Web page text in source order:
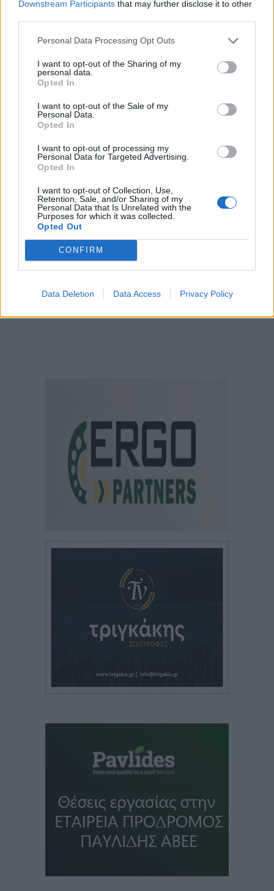
Downstream Participants that may further disclose it to other
Personal Data Processing Opt Outs
I want to opt-out of the Sharing of my
personal data.
Opted In
I want to opt-out of the Sale of my
Personal Data.
Opted In
I want to opt-out of processing my
Personal Data for Targeted Advertising.
Opted In
I want to opt-out of Collection, Use,
Retention, Sale, and/or Sharing of my
Personal Data that Is Unrelated with the
Purposes for which it was collected.
Opted Out
CONFIRM
Data Deletion Data Access Privacy Policy
Επιπλέον, η παραγραφή των χρεών παραμένει
«παγωμένη», ενώ το Δημόσιο μπορεί ανά πάσα
στιγμή να επανέλθει με αναγκαστικά μέτρα
περιουσιακά δεδομένα που καθιστούν εφικτή την
ανάκτηση μέρους ή του συνόλου των οφειλών.
iefimerida.gr